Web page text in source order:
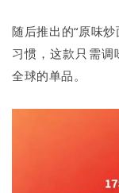
随后推出的“原味
习惯，这款只需调
全球的单品。